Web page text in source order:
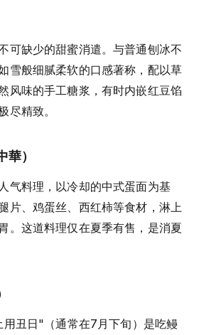
可缺少的甜蜜消遣。与普通刨冰不
雪般细腻柔软的口感著称，配以草
风味的手工糖浆，有时内嵌红豆馅
尽精致。
）
气料理，以冷却的中式蛋面为基
片、鸡蛋丝、西红柿等食材，淋上
。这道料理仅在夏季有售，是消夏
丑日"（通常在7月下旬）是吃鳗